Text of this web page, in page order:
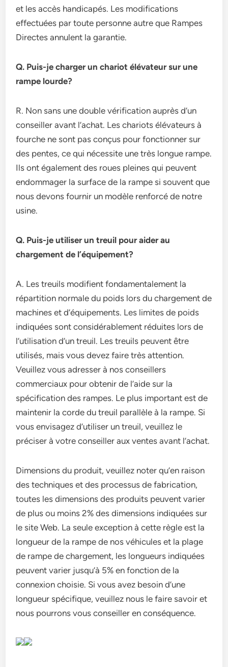
et les accès handicapés. Les modifications
effectuées par toute personne autre que Rampes
Directes annulent la garantie.
Q. Puis-je charger un chariot élévateur sur une
rampe lourde?
R. Non sans une double vérification auprès d’un
conseiller avant l’achat. Les chariots élévateurs à
fourche ne sont pas conçus pour fonctionner sur
des pentes, ce qui nécessite une très longue rampe.
Ils ont également des roues pleines qui peuvent
endommager la surface de la rampe si souvent que
nous devons fournir un modèle renforcé de notre
usine.
Q. Puis-je utiliser un treuil pour aider au
chargement de l’équipement?
A. Les treuils modifient fondamentalement la
répartition normale du poids lors du chargement de
machines et d’équipements. Les limites de poids
indiquées sont considérablement réduites lors de
l’utilisation d’un treuil. Les treuils peuvent être
utilisés, mais vous devez faire très attention.
Veuillez vous adresser à nos conseillers
commerciaux pour obtenir de l’aide sur la
spécification des rampes. Le plus important est de
maintenir la corde du treuil parallèle à la rampe. Si
vous envisagez d’utiliser un treuil, veuillez le
préciser à votre conseiller aux ventes avant l’achat.
Dimensions du produit, veuillez noter qu’en raison
des techniques et des processus de fabrication,
toutes les dimensions des produits peuvent varier
de plus ou moins 2% des dimensions indiquées sur
le site Web. La seule exception à cette règle est la
longueur de la rampe de nos véhicules et la plage
de rampe de chargement, les longueurs indiquées
peuvent varier jusqu’à 5% en fonction de la
connexion choisie. Si vous avez besoin d’une
longueur spécifique, veuillez nous le faire savoir et
nous pourrons vous conseiller en conséquence.